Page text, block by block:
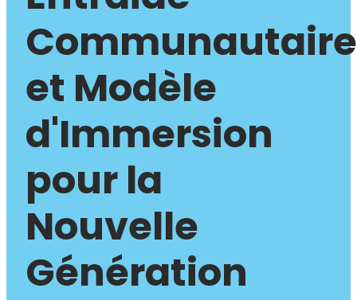
Communautaire
et Modèle
d'Immersion
pour la
Nouvelle
Génération